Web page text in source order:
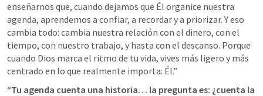
enseñarnos que, cuando dejamos que Él organice nuestra
agenda, aprendemos a confiar, a recordar y a priorizar. Y eso
cambia todo: cambia nuestra relación con el dinero, con el
tiempo, con nuestro trabajo, y hasta con el descanso. Porque
cuando Dios marca el ritmo de tu vida, vives más ligero y más
centrado en lo que realmente importa: Él.”
“Tu agenda cuenta una historia… la pregunta es: ¿cuenta la